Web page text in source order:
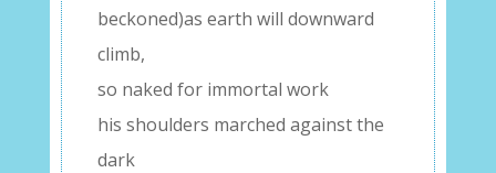
beckoned)as earth will downward
climb,
so naked for immortal work
his shoulders marched against the
dark